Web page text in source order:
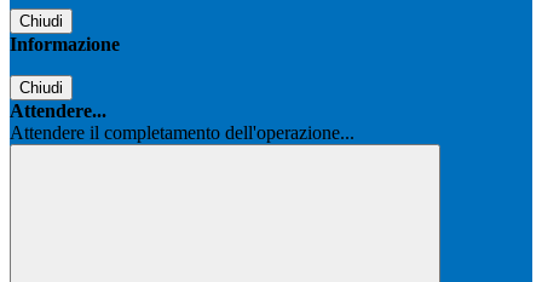
Chiudi
Informazione
Chiudi
Attendere...
Attendere il completamento dell'operazione...